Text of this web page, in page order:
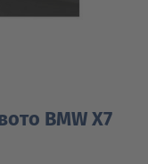
BMW X7